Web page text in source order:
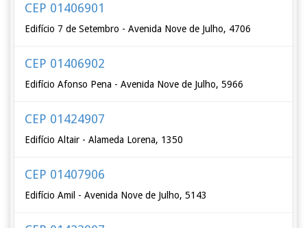
CEP 01406901
Edifício 7 de Setembro - Avenida Nove de Julho, 4706
CEP 01406902
Edifício Afonso Pena - Avenida Nove de Julho, 5966
CEP 01424907
Edifício Altair - Alameda Lorena, 1350
CEP 01407906
Edifício Amil - Avenida Nove de Julho, 5143